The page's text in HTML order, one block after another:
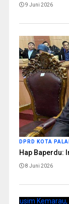
9 Juni 2026
DPRD KOTA
Hap Baperdu:
8 Juni 2026